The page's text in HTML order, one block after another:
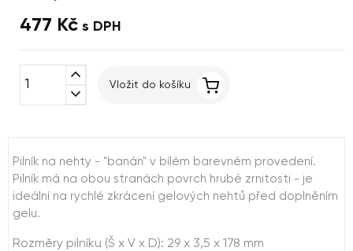
477 Kč s DPH
expand_less
expand_more
Vložit do košíku
Pilník na nehty - "banán" v bílém barevném provedení.
Pilník má na obou stranách povrch hrubé zrnitosti - je
ideální na rychlé zkrácení gelových nehtů před doplněním
gelu.
Rozměry pilníku (Š x V x D): 29 x 3,5 x 178 mm